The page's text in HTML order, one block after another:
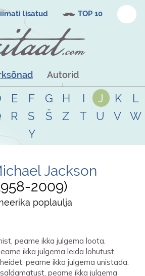
lisatud TOP 10
Autorid
E F G H I J K
L
R S Š Z T U V
W
Y
Jackson
-2009
poplaulja
peame ikka julgema loota.
ikka julgema leida lohutust.
peame ikka julgema unistada.
peame ikka julgema